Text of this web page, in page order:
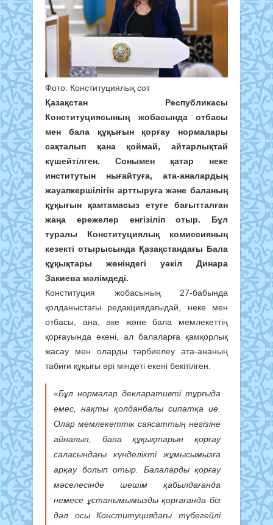
Фото: Конституциялық сот
Қазақстан Республикасы
Конституциясының жобасында отбасы
мен бала құқығын қорғау нормалары
сақталып қана қоймай, айтарлықтай
күшейтілген. Сонымен қатар неке
институтын нығайтуға, ата-аналардың
жауапкершілігін арттыруға және баланың
құқығын қамтамасыз етуге бағытталған
жаңа ережелер енгізіліп отыр. Бұл
туралы Конституциялық комиссияның
кезекті отырысында Қазақстандағы Бала
құқықтары жөніндегі уәкіл Динара
Закиева мәлімдеді.
Конституция жобасының 27-бабында
қолданыстағы редакциядағыдай, неке мен
отбасы, ана, әке және бала мемлекеттің
қорғауында екені, ал балаларға қамқорлық
жасау мен оларды тәрбиелеу ата-ананың
табиғи құқығы әрі міндеті екені бекітілген.
«Бұл нормалар декларативті тұрғыда
емес, нақты қолданбалы сипатқа ие.
Олар мемлекеттік саясаттың негізіне
айналып, бала құқықтарын қорғау
саласындағы күнделікті жұмысымызға
арқау болып отыр. Балаларды қорғау
мәселесінде шешім қабылдағанда
немесе ұстанымымызды қорғағанда біз
дәл осы Конституциядағы түбегейлі